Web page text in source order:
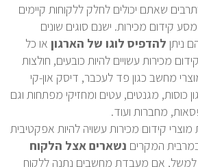
שאתם יכולים לחלק ללקוחות קיימים
קידום מכירות. ישנם סוגים שונים
ניתן להדפיס לוגו של הארגון או כל
מכירות עשויים להיות כובעים, חולצות
מחשב כגון פד לעכבר, דיסק און-קי
כוסות, מגנטים, עטים ומחזיקי מפתחות וגם
מחברות ועוד.
קידום מכירות עשויה להיות אפקטיבית
המקרים נשארים אצל הלקוח
אם מעבדת מחשבים נתנה ללקוח